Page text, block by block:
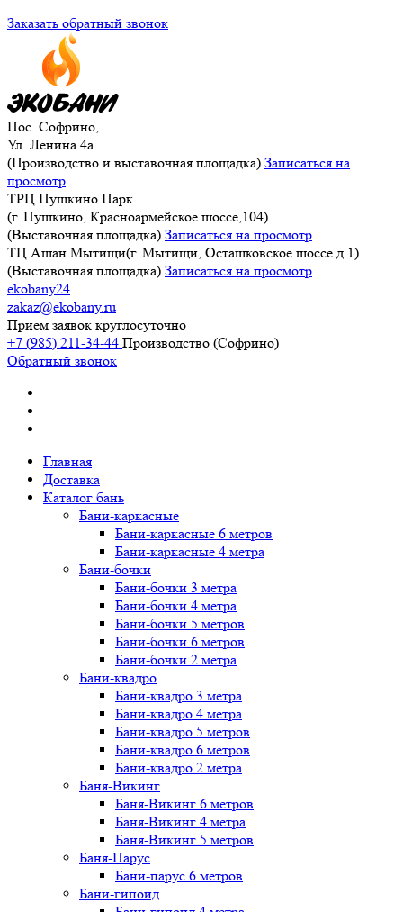
Заказать обратный звонок
Пос. Софрино,
Ул. Ленина 4а
(Производство и выставочная площадка) Записаться на
просмотр
ТРЦ Пушкино Парк
(г. Пушкино, Красноармейское шоссе,104)
(Выставочная площадка) Записаться на просмотр
ТЦ Ашан Мытищи(г. Мытищи, Осташковское шоссе д.1)
(Выставочная площадка) Записаться на просмотр
ekobany24
zakaz@ekobany.ru
Прием заявок круглосуточно
+7 (985) 211-34-44 Производство (Софрино)
Обратный звонок
Главная
Доставка
Каталог бань
Бани-каркасные
Бани-каркасные 6 метров
Бани-каркасные 4 метра
Бани-бочки
Бани-бочки 3 метра
Бани-бочки 4 метра
Бани-бочки 5 метров
Бани-бочки 6 метров
Бани-бочки 2 метра
Бани-квадро
Бани-квадро 3 метра
Бани-квадро 4 метра
Бани-квадро 5 метров
Бани-квадро 6 метров
Бани-квадро 2 метра
Баня-Викинг
Баня-Викинг 6 метров
Баня-Викинг 4 метра
Баня-Викинг 5 метров
Баня-Парус
Бани-парус 6 метров
Бани-гипоид